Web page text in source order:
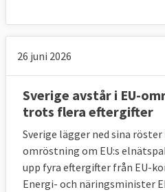
26 juni 2026
Sverige avstår i EU-
trots flera eftergifter
Sverige lägger ned sina röster
omröstning om EU:s
upp fyra eftergifter från EU-
Energi- och näringsminister